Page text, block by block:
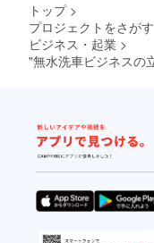
トップ >
プロジェクトをさがす
ビジネス・起業 >
"無水洗車ビジネスの